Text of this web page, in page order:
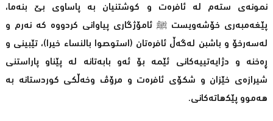
نمونەی ستەم لە ئافرەت و کوشتنیان بە پاساوی بێ بنەما،
پێغەمبەری خۆشەویست ﷺ ئامۆژگاری پیاوانی کردووە کە نەرم و
لەسەرخۆ و باشبن لەگەڵ ئافرەتان (استوصوا بالنسا‌ء خیرا)، تێبینی و
ڕەخنە و دژایه‌تییه‌كانی‌ ئێمە بۆ ئەو بابەتانە لە پێناو پاراستنی
شیرازه‌ی خێزان و شکۆی ئافرەت و مرۆڤ وخەڵکی کوردستانە بە
ھەموو پێکھاتەکانی.